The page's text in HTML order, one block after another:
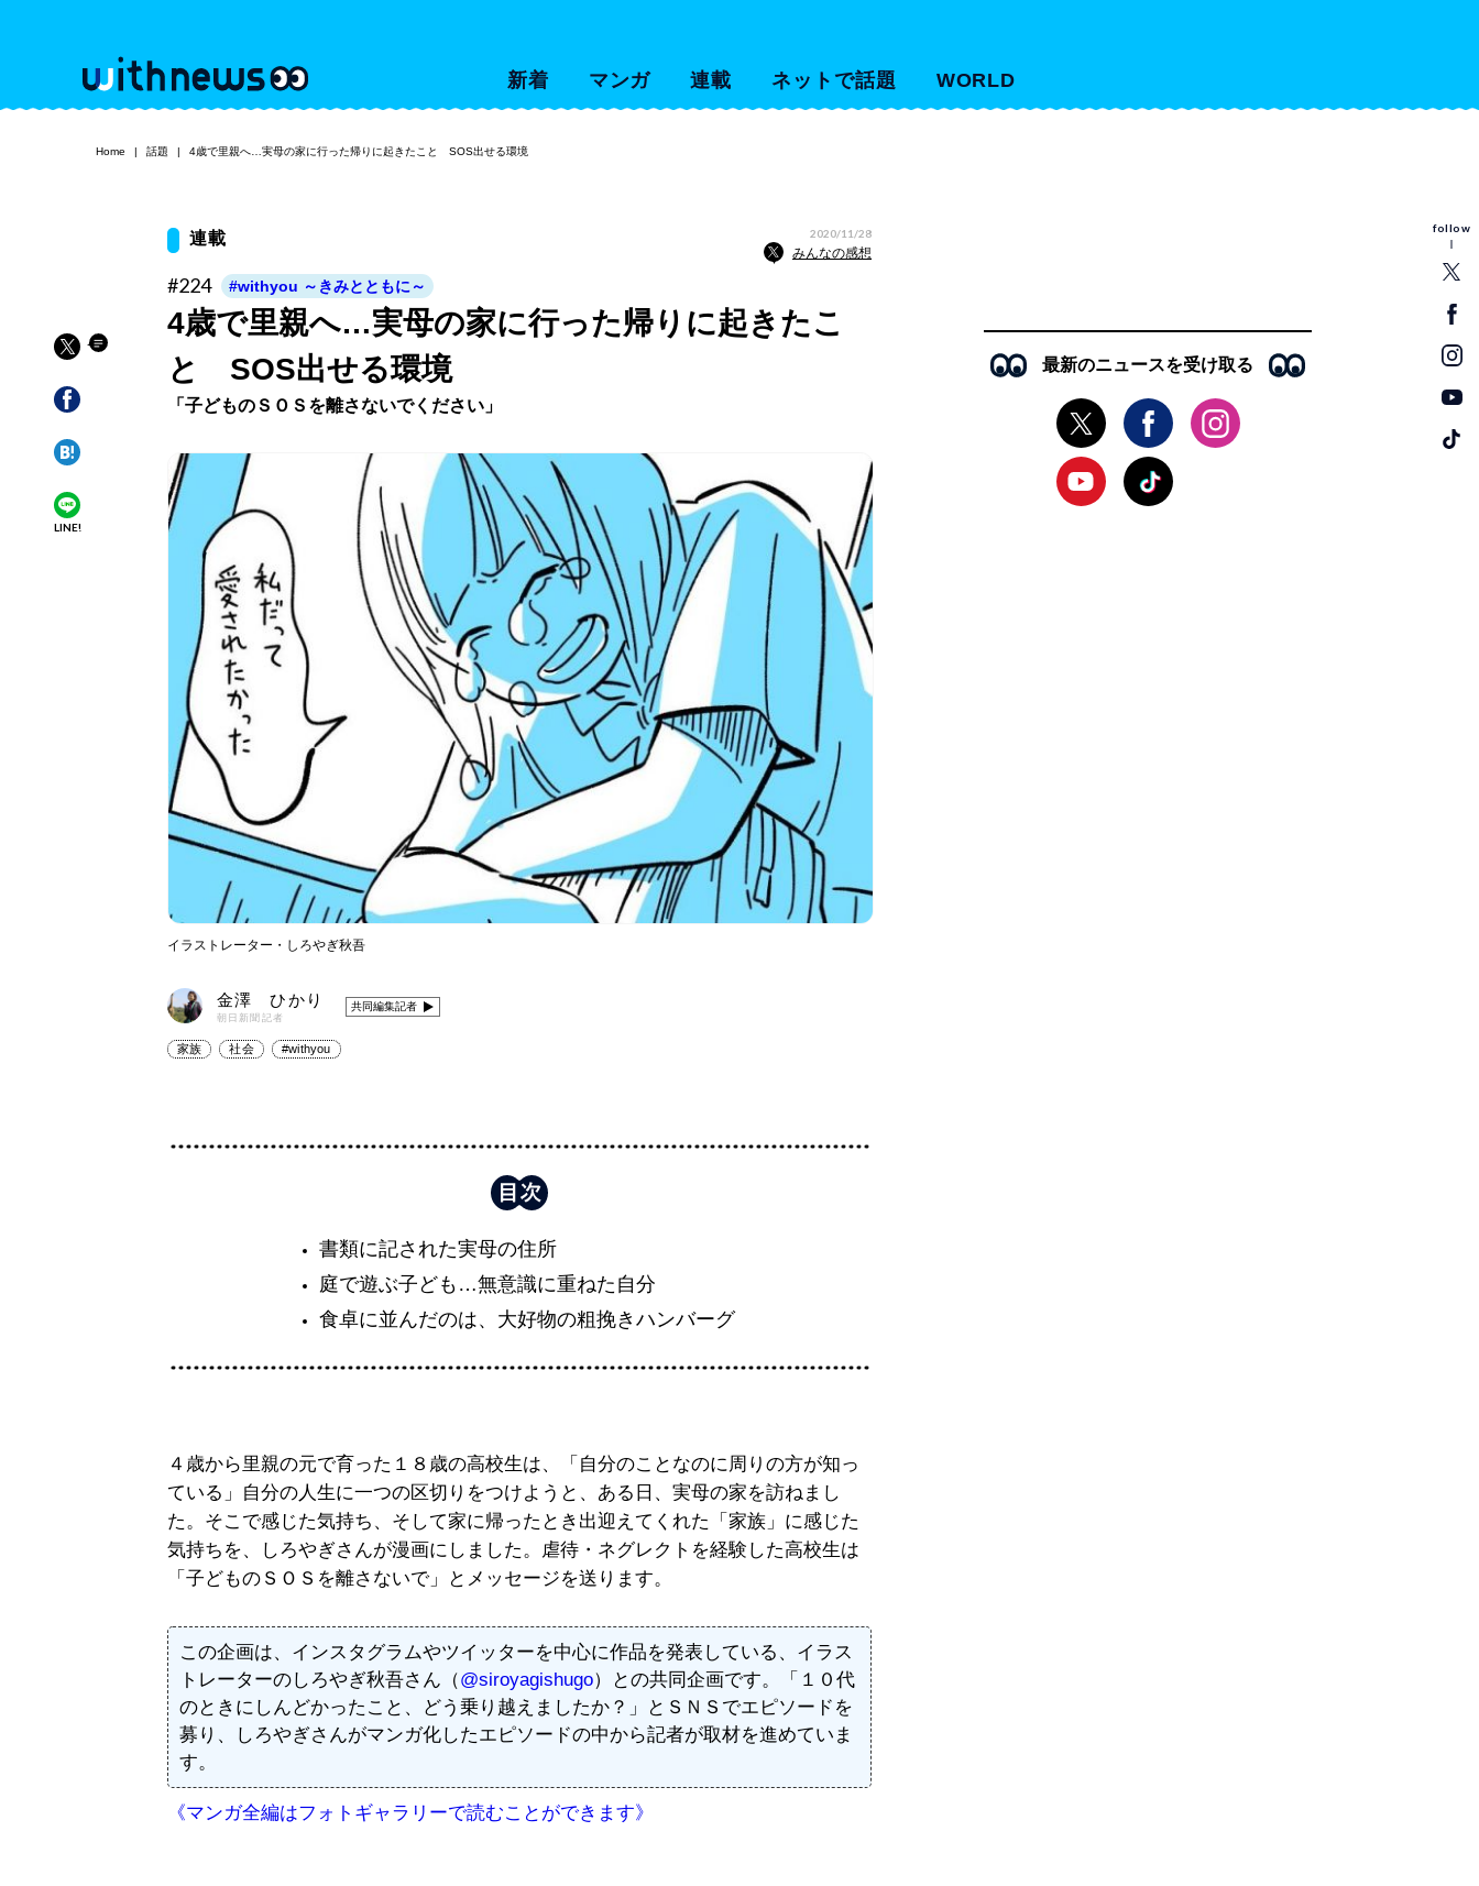
新着 マンガ 連載 ネットで話題 WORLD
follow
Home 話題 4歳で里親へ…実母の家に行った帰りに起きたこと SOS出せる環境
LINE!
連載 2020/11/28
みんなの感想
#224 #withyou ～きみとともに～
4歳で里親へ…実母の家に行った帰りに起きたこ
と SOS出せる環境
「子どものＳＯＳを離さないでください」
イラストレーター・しろやぎ秋吾
金澤 ひかり
朝日新聞記者
共同編集記者
家族 社会 #withyou
書類に記された実母の住所
庭で遊ぶ子ども…無意識に重ねた自分
食卓に並んだのは、大好物の粗挽きハンバーグ
４歳から里親の元で育った１８歳の高校生は、「自分のことなのに周りの方が知っ
ている」自分の人生に一つの区切りをつけようと、ある日、実母の家を訪ねまし
た。そこで感じた気持ち、そして家に帰ったとき出迎えてくれた「家族」に感じた
気持ちを、しろやぎさんが漫画にしました。虐待・ネグレクトを経験した高校生は
「子どものＳＯＳを離さないで」とメッセージを送ります。
この企画は、インスタグラムやツイッターを中心に作品を発表している、イラス
トレーターのしろやぎ秋吾さん（@siroyagishugo）との共同企画です。「１０代
のときにしんどかったこと、どう乗り越えましたか？」とＳＮＳでエピソードを
募り、しろやぎさんがマンガ化したエピソードの中から記者が取材を進めていま
す。
《マンガ全編はフォトギャラリーで読むことができます》
最新のニュースを受け取る